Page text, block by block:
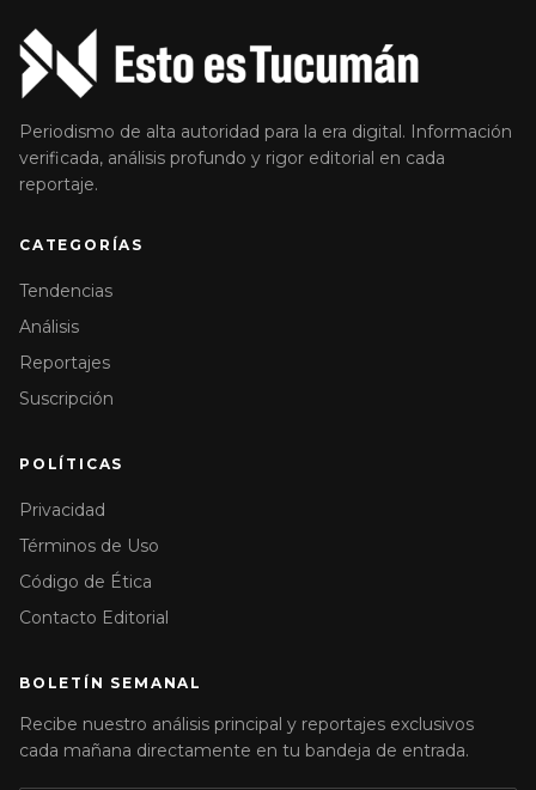
Periodismo de alta autoridad para la era digital. Información
verificada, análisis profundo y rigor editorial en cada
reportaje.
CATEGORÍAS
Tendencias
Análisis
Reportajes
Suscripción
POLÍTICAS
Privacidad
Términos de Uso
Código de Ética
Contacto Editorial
BOLETÍN SEMANAL
Recibe nuestro análisis principal y reportajes exclusivos
cada mañana directamente en tu bandeja de entrada.